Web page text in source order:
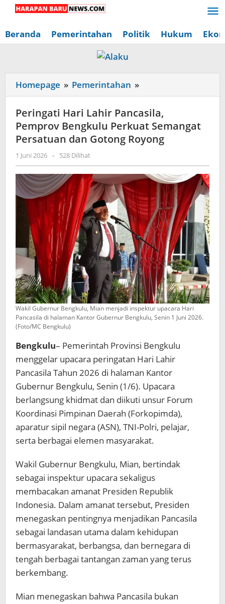
Lewati
konten
Beranda Pemerintahan Politik Hukum
Homepage » Pemerintahan »
Hari
Lahir
Pancasila,
Pemprov
Bengkulu
Semangat
Persatuan
dan
Gotong
Royong
Peringati Hari Lahir Pancasila,
Pemprov Bengkulu Perkuat Semangat
Persatuan dan Gotong Royong
1 Juni 2026 oleh
Redaksi
Harapan
Baru
News
- 528 Dilihat
Wakil Gubernur Bengkulu, Mian menjadi inspektur upacara Hari
Pancasila di halaman Kantor Gubernur Bengkulu, Senin 1 Juni 2026.
(Foto/MC Bengkulu)
Bengkulu– Pemerintah Provinsi Bengkulu
menggelar upacara peringatan Hari Lahir
Pancasila Tahun 2026 di halaman Kantor
Gubernur Bengkulu, Senin (1/6). Upacara
berlangsung khidmat dan diikuti unsur Forum
Koordinasi Pimpinan Daerah (Forkopimda),
aparatur sipil negara (ASN), TNI-Polri, pelajar,
serta berbagai elemen masyarakat.
Wakil Gubernur Bengkulu, Mian, bertindak
sebagai inspektur upacara sekaligus
membacakan amanat Presiden Republik
Indonesia. Dalam amanat tersebut, Presiden
menegaskan pentingnya menjadikan Pancasila
sebagai landasan utama dalam kehidupan
bermasyarakat, berbangsa, dan bernegara di
tengah berbagai tantangan zaman yang terus
berkembang.
Mian menegaskan bahwa Pancasila bukan